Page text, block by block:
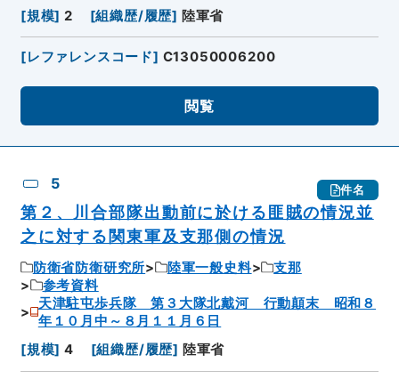
[規模] 2 [組織歴/履歴] 陸軍省
[レファレンスコード] C13050006200
閲覧
5 件名
第２、川合部隊出動前に於ける匪賊の情況並
之に対する関東軍及支那側の情況
防衛省防衛研究所 陸軍一般史料
支那
参考資料
天津駐屯歩兵隊 第３大隊北戴河 行動顛末 昭和８
年１０月中～８月１１月６日
[規模] 4 [組織歴/履歴] 陸軍省